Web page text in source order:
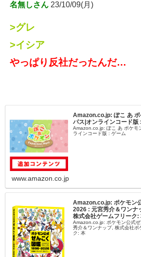
名無しさん 23/10/09(月)
>グレ
>イシア
やっぱり反社だったんだ…
Amazon.co.jp: ぽこ あ
パス|オンラインコード版
Amazon.co.jp: ぽこ あ ポケモ
ラインコード版 : ゲーム
www.amazon.co.jp
Amazon.co.jp: ポケモン
2026 : 元宮秀介＆ワンナ
株式会社ゲームフリーク:
Amazon.co.jp: ポケモン公式
秀介＆ワンナップ, 株式会社
ク: 本